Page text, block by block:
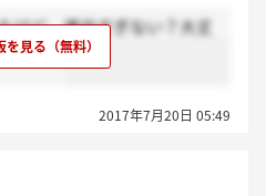
けど、適当すぎない？大丈
たのに
2017年7月20日 05:49